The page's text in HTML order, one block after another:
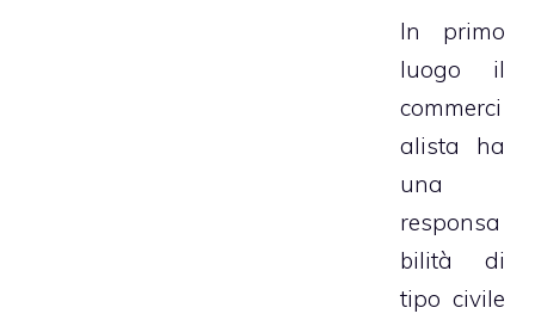
In primo
luogo il
commerci
alista ha
una
responsa
bilità di
tipo civile